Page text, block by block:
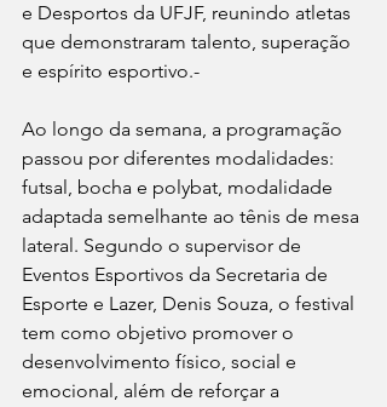
e Desportos da UFJF, reunindo atletas
que demonstraram talento, superação
e espírito esportivo.-
Ao longo da semana, a programação
passou por diferentes modalidades:
futsal, bocha e polybat, modalidade
adaptada semelhante ao tênis de mesa
lateral. Segundo o supervisor de
Eventos Esportivos da Secretaria de
Esporte e Lazer, Denis Souza, o festival
tem como objetivo promover o
desenvolvimento físico, social e
emocional, além de reforçar a